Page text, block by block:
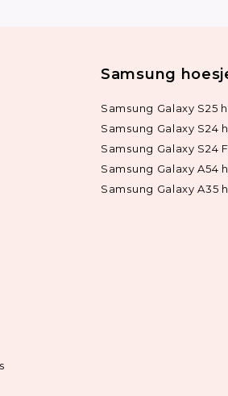
Samsung
Samsung Galaxy S25
Samsung Galaxy S24
Samsung Galaxy S24
Samsung Galaxy A54
Samsung Galaxy A35